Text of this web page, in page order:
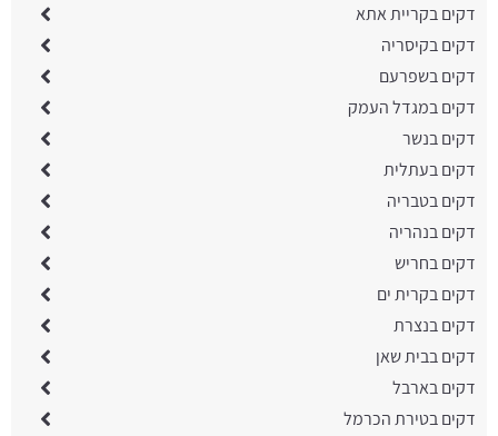
דקים בקריית אתא
דקים בקיסריה
דקים בשפרעם
דקים במגדל העמק
דקים בנשר
דקים בעתלית
דקים בטבריה
דקים בנהריה
דקים בחריש
דקים בקרית ים
דקים בנצרת
דקים בבית שאן
דקים בארבל
דקים בטירת הכרמל